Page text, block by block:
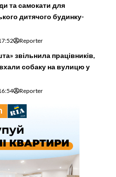
та самокати для
дитячого будинку-
Reporter
звільнила працівників,
собаку на вулицю у
Reporter